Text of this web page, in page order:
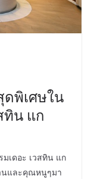
ดพิเศษใน
ทิน แก
มเดอะ เวสทิน แก
นและคุณหนูๆมา